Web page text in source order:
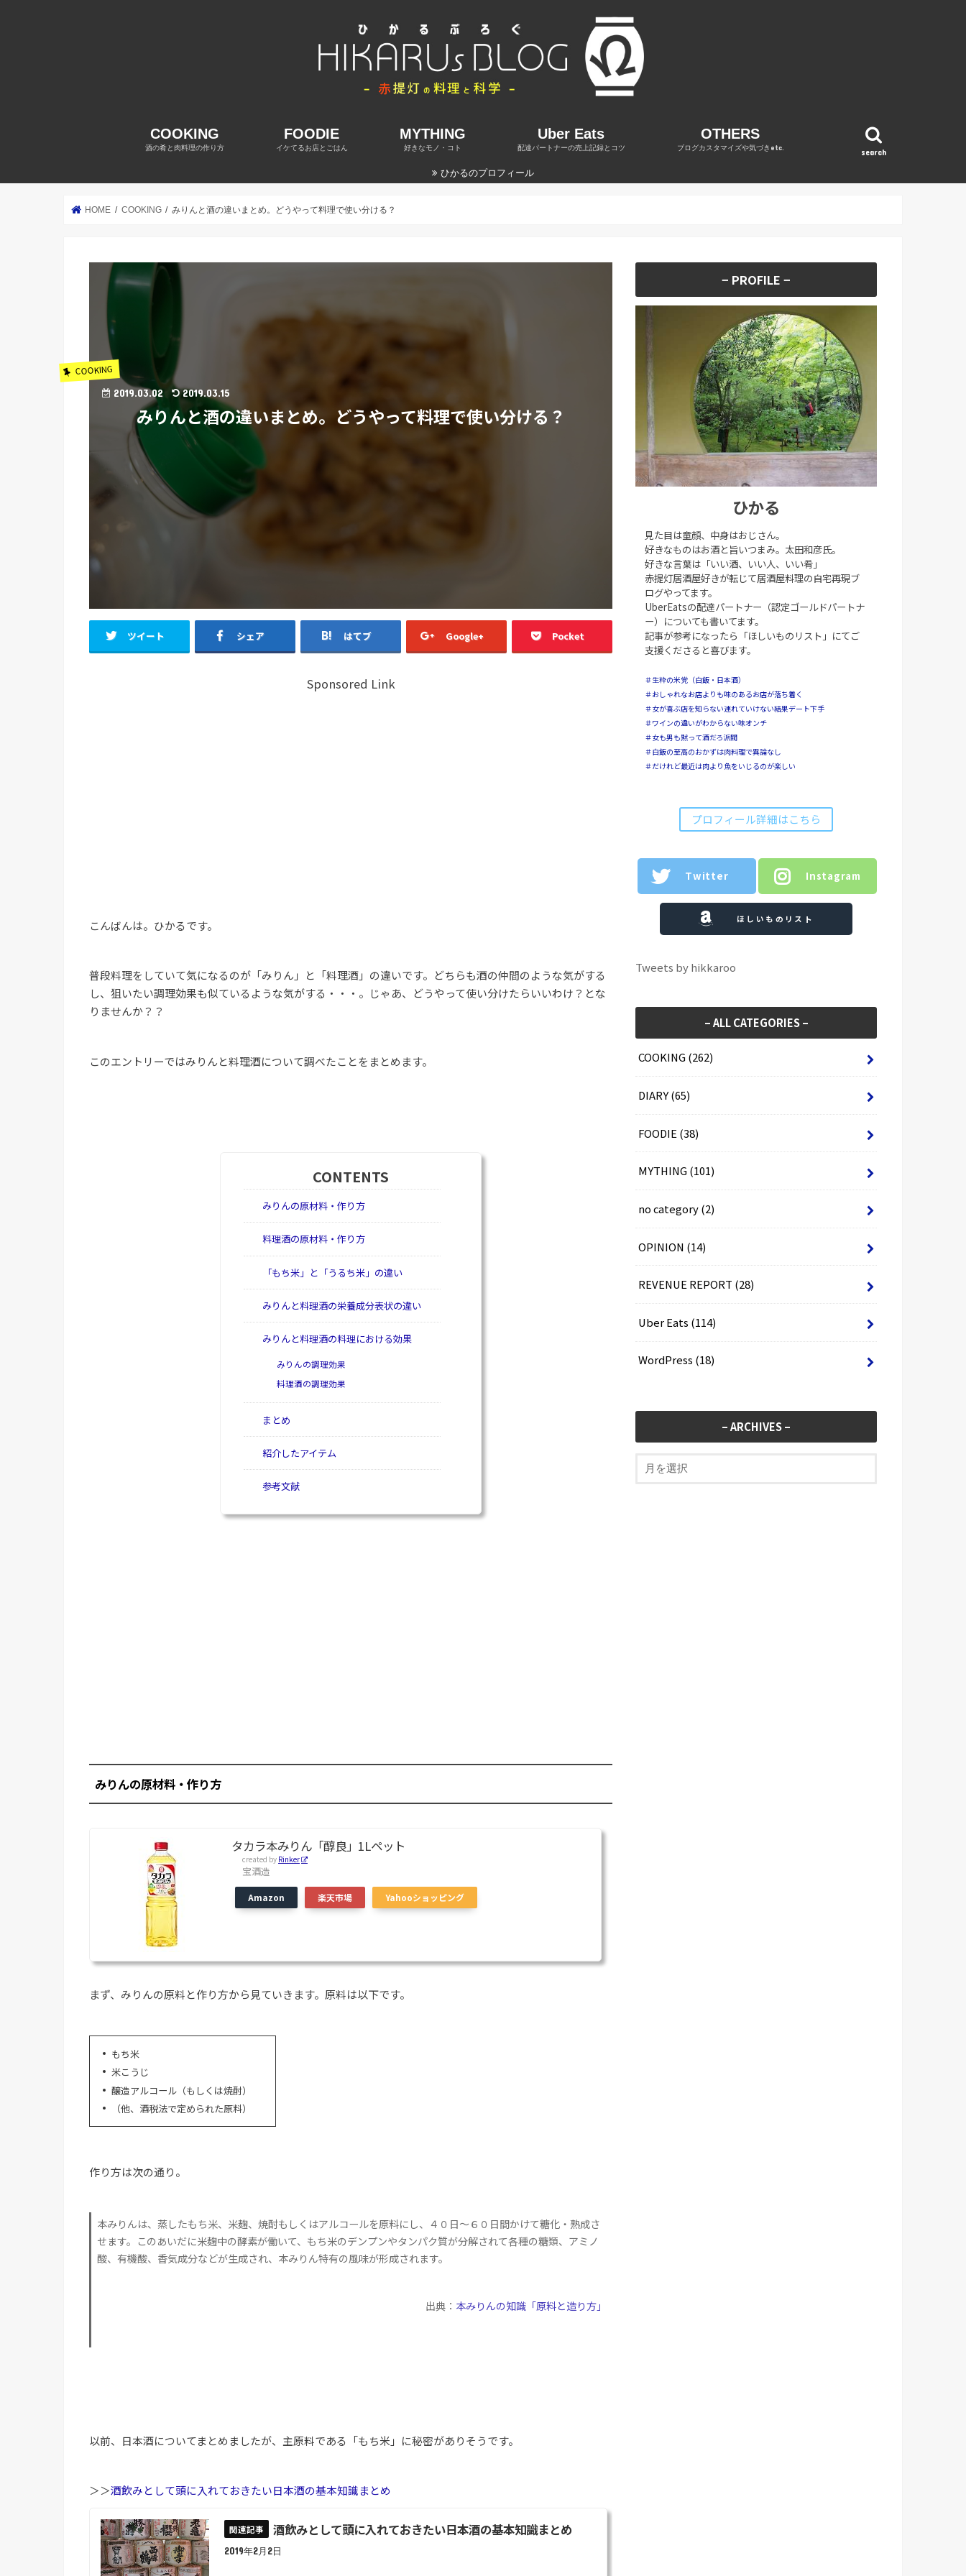
search
COOKING
酒の肴と肉料理の作り方
FOODIE
イケてるお店とごはん
MYTHING
好きなモノ・コト
Uber Eats
配達パートナーの売上記録とコツ
OTHERS
ブログカスタマイズや気づきetc.
ひかるのプロフィール
HOME COOKING みりんと酒の違いまとめ。どうやって料理で使い分ける？
COOKING
2019.03.02 2019.03.15
みりんと酒の違いまとめ。どうやって料理で使い分ける？
ツイート シェア はてブ Google+ Pocket
Sponsored Link
こんばんは。ひかるです。
普段料理をしていて気になるのが「みりん」と「料理酒」の違いです。どちらも酒の仲間のような気がする
し、狙いたい調理効果も似ているような気がする・・・。じゃあ、どうやって使い分けたらいいわけ？とな
りませんか？？
このエントリーではみりんと料理酒について調べたことをまとめます。
CONTENTS
みりんの原材料・作り方
料理酒の原材料・作り方
「もち米」と「うるち米」の違い
みりんと料理酒の栄養成分表状の違い
みりんと料理酒の料理における効果
みりんの調理効果
料理酒の調理効果
まとめ
紹介したアイテム
参考文献
みりんの原材料・作り方
タカラ本みりん「醇良」1Lペット
created by Rinker
宝酒造
Amazon 楽天市場 Yahooショッピング
まず、みりんの原料と作り方から見ていきます。原料は以下です。
もち米
米こうじ
醸造アルコール（もしくは焼酎）
（他、酒税法で定められた原料）
作り方は次の通り。
本みりんは、蒸したもち米、米麹、焼酎もしくはアルコールを原料にし、４０日～６０日間かけて糖化・熟成さ
せます。このあいだに米麹中の酵素が働いて、もち米のデンプンやタンパク質が分解されて各種の糖類、アミノ
酸、有機酸、香気成分などが生成され、本みりん特有の風味が形成されます。
出典： 本みりんの知識「原料と造り方」
以前、日本酒についてまとめましたが、主原料である「もち米」に秘密がありそうです。
＞＞酒飲みとして頭に入れておきたい日本酒の基本知識まとめ
酒飲みとして頭に入れておきたい日本酒の基本知識まとめ
2019年2月2日
− PROFILE −
ひかる
見た目は童顔、中身はおじさん。
好きなものはお酒と旨いつまみ。太田和彦氏。
好きな言葉は「いい酒、いい人、いい肴」
赤提灯居酒屋好きが転じて居酒屋料理の自宅再現ブ
ログやってます。
UberEatsの配達パートナー（認定ゴールドパートナ
ー）についても書いてます。
記事が参考になったら「ほしいものリスト」にてご
支援くださると喜びます。
＃生粋の米党（白飯・日本酒）
＃おしゃれなお店よりも味のあるお店が落ち着く
＃女が喜ぶ店を知らない連れていけない結果デート下手
＃ワインの違いがわからない味オンチ
＃女も男も黙って酒だろ派閥
＃白飯の至高のおかずは肉料理で異論なし
＃だけれど最近は肉より魚をいじるのが楽しい
プロフィール詳細はこちら
Twitter Instagram
ほしいものリスト
Tweets by hikkaroo
– ALL CATEGORIES –
COOKING(262)
DIARY(65)
FOODIE (38)
MYTHING(101)
no category(2)
OPINION (14)
REVENUE REPORT (28)
Uber Eats (114)
WordPress (18)
– ARCHIVES –